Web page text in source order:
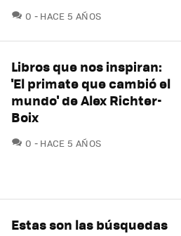
0 COMENTARIOS
HACE 5 AÑOS
Libros que nos inspiran:
'El primate que cambió el
mundo' de Alex Richter-
Boix
0 COMENTARIOS
HACE 5 AÑOS
Estas son las búsquedas